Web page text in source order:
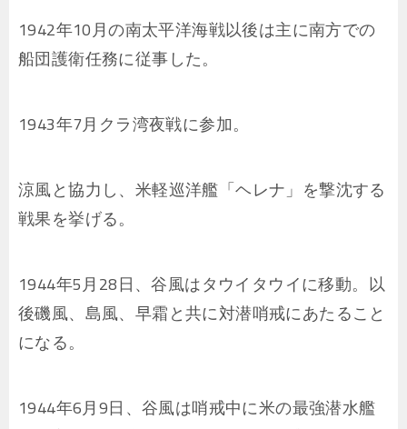
1942年10月の南太平洋海戦以後は主に南方での
船団護衛任務に従事した。
1943年7月クラ湾夜戦に参加。
涼風と協力し、米軽巡洋艦「ヘレナ」を撃沈する
戦果を挙げる。
1944年5月28日、谷風はタウイタウイに移動。以
後磯風、島風、早霜と共に対潜哨戒にあたること
になる。
1944年6月9日、谷風は哨戒中に米の最強潜水艦